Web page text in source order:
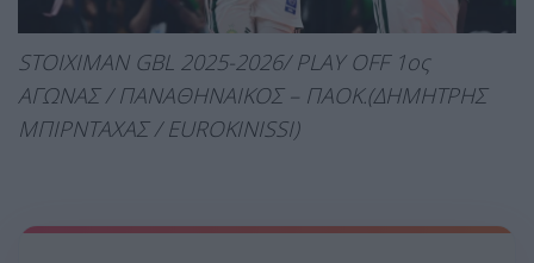
STOIXIMAN GBL 2025-2026/ PLAY OFF 1ος
ΑΓΩΝΑΣ / ΠΑΝΑΘΗΝΑΙΚΟΣ – ΠΑΟΚ.(ΔΗΜΗΤΡΗΣ
ΜΠΙΡΝΤΑΧΑΣ / EUROKINISSI)